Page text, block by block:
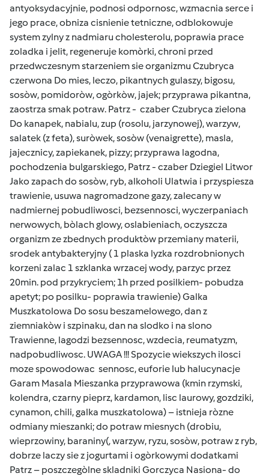
antyoksydacyjnie, podnosi odpornosc, wzmacnia serce i
jego prace, obniza cisnienie tetniczne, odblokowuje
system zylny z nadmiaru cholesterolu, poprawia prace
zoladka i jelit, regeneruje komòrki, chroni przed
przedwczesnym starzeniem sie organizmu Czubryca
czerwona Do mies, leczo, pikantnych gulaszy, bigosu,
sosòw, pomidoròw, ogòrkòw, jajek; przyprawa pikantna,
zaostrza smak potraw. Patrz - czaber Czubryca zielona
Do kanapek, nabialu, zup (rosolu, jarzynowej), warzyw,
salatek (z feta), suròwek, sosòw (venaigrette), masla,
jajecznicy, zapiekanek, pizzy; przyprawa lagodna,
pochodzenia bulgarskiego, Patrz - czaber Dziegiel Litwor
Jako zapach do sosòw, ryb, alkoholi Ulatwia i przyspiesza
trawienie, usuwa nagromadzone gazy, zalecany w
nadmiernej pobudliwosci, bezsennosci, wyczerpaniach
nerwowych, bòlach glowy, oslabieniach, oczyszcza
organizm ze zbednych produktòw przemiany materii,
srodek antybakteryjny ( 1 plaska lyzka rozdrobnionych
korzeni zalac 1 szklanka wrzacej wody, parzyc przez
20min. pod przykryciem; 1h przed posilkiem- pobudza
apetyt; po posilku- poprawia trawienie) Galka
Muszkatolowa Do sosu beszamelowego, dan z
ziemniakòw i szpinaku, dan na slodko i na slono
Trawienne, lagodzi bezsennosc, wzdecia, reumatyzm,
nadpobudliwosc. UWAGA !!! Spozycie wiekszych ilosci
moze spowodowac sennosc, euforie lub halucynacje
Garam Masala Mieszanka przyprawowa (kmin rzymski,
kolendra, czarny pieprz, kardamon, lisc laurowy, gozdziki,
cynamon, chili, galka muszkatolowa) – istnieja ròzne
odmiany mieszanki; do potraw miesnych (drobiu,
wieprzowiny, baraniny(, warzyw, ryzu, sosòw, potraw z ryb,
dobrze laczy sie z jogurtami i ogòrkowymi dodatkami
Patrz – poszczegòlne skladniki Gorczyca Nasiona- do